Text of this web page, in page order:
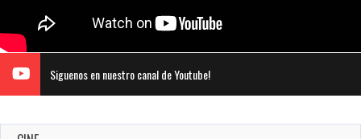
Siguenos en nuestro canal de Youtube!